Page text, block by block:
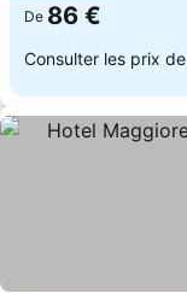
De 86 €
Consulter les prix de